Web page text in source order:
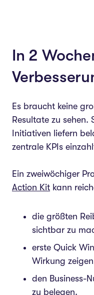
In 2
Es braucht keine
Resultate zu sehen.
Initiativen liefern
zentrale KPIs
Ein zweiwöchiger
Action Kit kann
die größten
sichtbar zu
erste Quick
Wirkung
den Business-
zu belegen.